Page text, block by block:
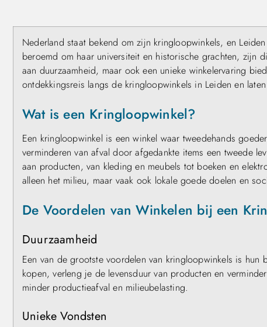
Nederland staat bekend om zijn kringloopwinkels, en
beroemd om haar universiteit en historische grachten, zijn
aan duurzaamheid, maar ook een unieke winkelervaring
ontdekkingsreis langs de kringloopwinkels in Leiden en
Wat is een Kringloopwinkel?
Een kringloopwinkel is een winkel waar tweedehands
verminderen van afval door afgedankte items een tweede
aan producten, van kleding en meubels tot boeken en
alleen het milieu, maar vaak ook lokale goede doelen en
De Voordelen van Winkelen bij een
Duurzaamheid
Een van de grootste voordelen van kringloopwinkels is
kopen, verleng je de levensduur van producten en
minder productieafval en milieubelasting.
Unieke Vondsten